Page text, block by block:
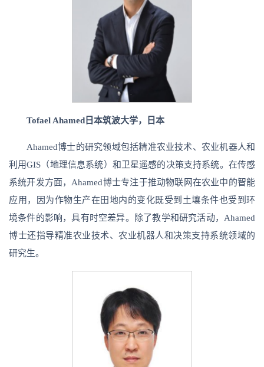
Tofael Ahamed日本筑波大学，日本
Ahamed博士的研究领域包括精准农业技术、农业机器人和
利用GIS（地理信息系统）和卫星遥感的决策支持系统。在传感
系统开发方面，Ahamed博士专注于推动物联网在农业中的智能
应用，因为作物生产在田地内的变化既受到土壤条件也受到环
境条件的影响，具有时空差异。除了教学和研究活动，Ahamed
博士还指导精准农业技术、农业机器人和决策支持系统领域的
研究生。